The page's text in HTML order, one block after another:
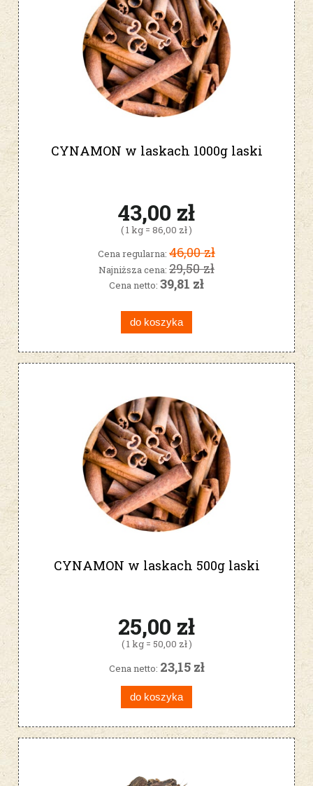
CYNAMON w laskach 1000g laski
43,00 zł
( 1 kg = 86,00 zł )
Cena regularna: 46,00 zł
Najniższa cena: 29,50 zł
Cena netto: 39,81 zł
do koszyka
CYNAMON w laskach 500g laski
25,00 zł
( 1 kg = 50,00 zł )
Cena netto: 23,15 zł
do koszyka